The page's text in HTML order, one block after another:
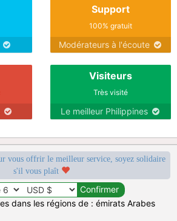
Support
100% gratuit
Modérateurs à l'écoute
Visiteurs
Très visité
Le meilleur Philippines
vous offrir le meilleur service, soyez solidaire
s'il vous plaît
dans les régions de : émirats Arabes